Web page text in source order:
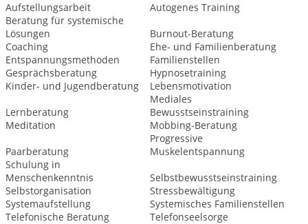
Aufstellungsarbeit
Autogenes Training
Beratung für systemische
Lösungen
Burnout-Beratung
Coaching
Ehe- und Familienberatung
Entspannungsmethoden
Familienstellen
Gesprächsberatung
Hypnosetraining
Kinder- und Jugendberatung
Lebensmotivation
Lernberatung
Mediales
Bewusstseinstraining
Meditation
Mobbing-Beratung
Paarberatung
Progressive
Muskelentspannung
Schulung in
Menschenkenntnis
Selbstbewusstseinstraining
Selbstorganisation
Stressbewältigung
Systemaufstellung
Systemisches Familienstellen
Telefonische Beratung
Telefonseelsorge